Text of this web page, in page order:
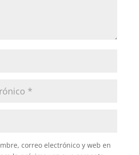
correo electrónico y web en